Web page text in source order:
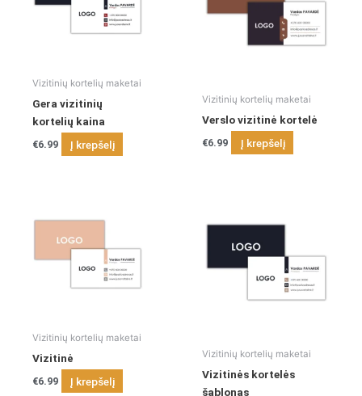
Vizitinių kortelių maketai
Gera vizitinių
kortelių kaina
€6.99 Į krepšelį
Vizitinių kortelių maketai
Verslo vizitinė kortelė
€6.99 Į krepšelį
Vizitinių kortelių maketai
Vizitinė
€6.99 Į krepšelį
Vizitinių kortelių maketai
Vizitinės kortelės
šablonas